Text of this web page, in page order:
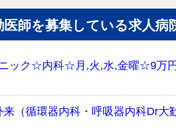
師を募集している求人病
ニック☆内科☆月,火,水,金曜☆9
（循環器内科・呼吸器内科Dr大